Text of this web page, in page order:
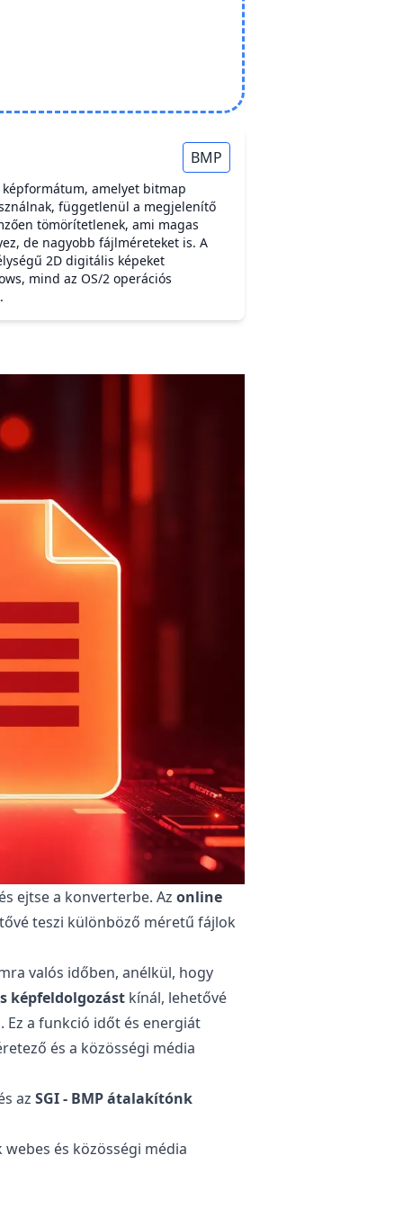
BMP
amelyet bitmap
függetlenül a megjelenítő
tömörítetlenek, ami magas
de nagyobb fájlméreteket is. A
2D digitális képeket
mind az OS/2 operációs
ejtse a konverterbe. Az online
teszi különböző méretű fájlok
valós időben, anélkül, hogy
képfeldolgozást kínál, lehetővé
Ez a funkció időt és energiát
és a közösségi média
az SGI - BMP átalakítónk
és közösségi média